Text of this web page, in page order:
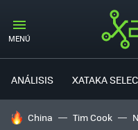
MENÚ
ANÁLISIS XATAKA
HOY SE HABLA DE
China Tim Cook